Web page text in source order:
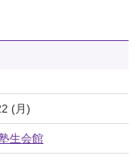
(月)
生会館